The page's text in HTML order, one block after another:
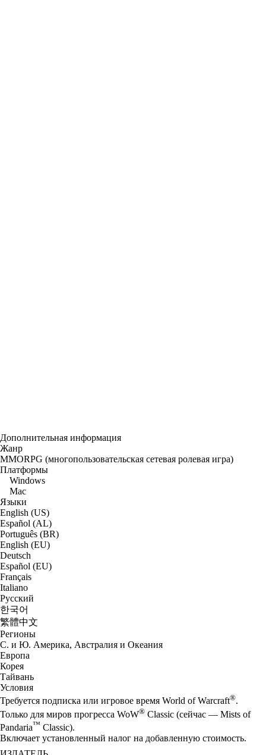
Дополнительная информация
Жанр
MMORPG (многопользовательская сетевая ролевая игра)
Платформы
Windows
Mac
Языки
English (US)
Español (AL)
Português (BR)
English (EU)
Deutsch
Español (EU)
Français
Italiano
Русский
한국어
繁體中文
Регионы
С. и Ю. Америка, Австралия и Океания
Европа
Корея
Тайвань
Условия
Требуется подписка или игровое время World of Warcraft®.
Только для миров прогресса WoW® Classic (сейчас — Mists of
Pandaria™ Classic).
Включает установленный налог на добавленную стоимость.